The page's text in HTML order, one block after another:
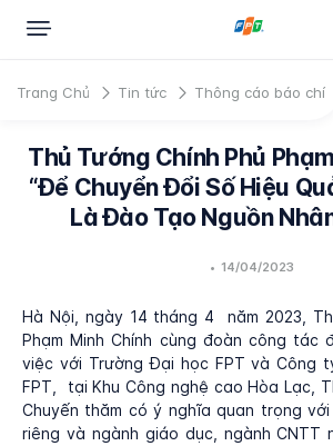
Trang Chủ Tin tức Thông cáo báo chí
Thủ Tướng Chính Phủ
“Để Chuyển Đổi Số Hiệu
Là Đào Tạo Nguồn
• 14/04/2023
Hà Nội, ngày 14 tháng 4 năm 2023,
Phạm Minh Chính cùng đoàn công tác
việc với Trường Đại học FPT và Công
FPT, tại Khu Công nghệ cao Hòa Lạc,
Chuyến thăm có ý nghĩa quan trọng
riêng và ngành giáo dục, ngành CNTT